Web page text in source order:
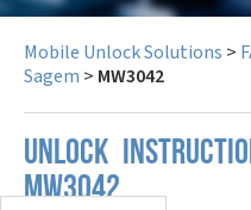
Mobile Unlock Solutions >
Sagem > MW3042
UNLOCK
MW3042